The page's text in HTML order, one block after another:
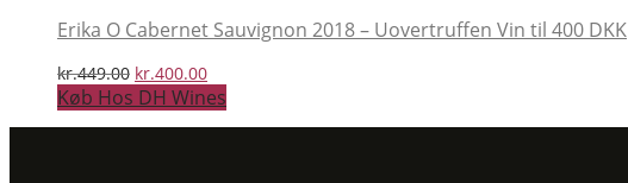
kr.549.00.kr.499.00.
Erika O Cabernet Sauvignon 2018 – Uovertruffen Vin til 400 DKK
kr.449.00 Den
oprindelige
pris
kr.400.00Den
aktuelle
pris
Køb Hos DH Wines